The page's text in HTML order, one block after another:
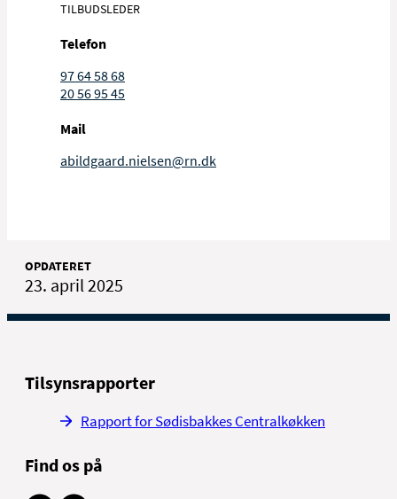
TILBUDSLEDER
Telefon
97 64 58 68
20 56 95 45
Mail
abildgaard.nielsen@rn.dk
OPDATERET
23. april 2025
Tilsynsrapporter
Rapport for Sødisbakkes Centralkøkken
Find os på